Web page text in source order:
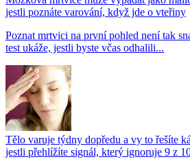
jestli poznáte varování, když jde o vteřiny
Poznat mrtvici na první pohled není tak
test ukáže, jestli byste včas odhalili...
Tělo varuje týdny dopředu a vy to řešíte
jestli přehlížíte signál, který ignoruje 9 z